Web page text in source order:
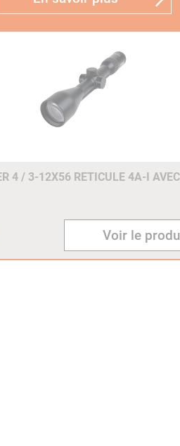
4 / 3-12X56 RETICULE 4A-I
Voir le